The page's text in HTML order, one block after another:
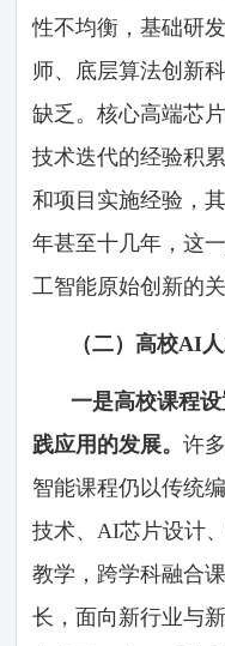
性不均衡，基础研
师、底层算法创新
缺乏。核心高端芯
技术迭代的经验积
和项目实施经验，
年甚至十几年，这
工智能原始创新的关
（二）高校AI
一是高校课程
践应用的发展。许
智能课程仍以传统
技术、AI芯片设计
教学，跨学科融合
长，面向新行业与